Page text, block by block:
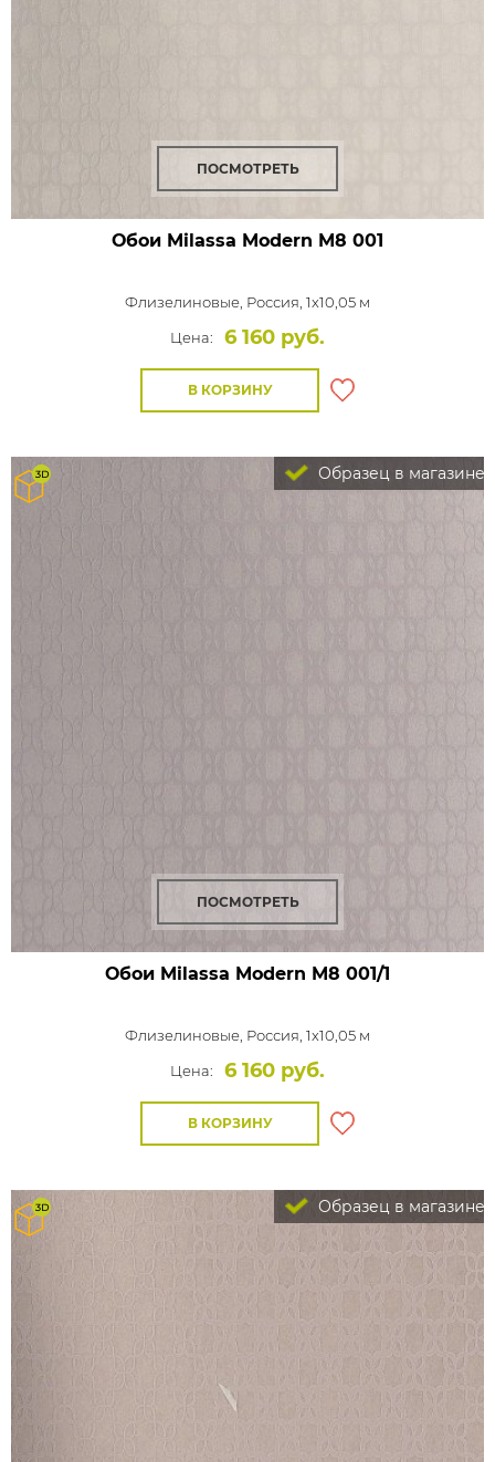
ПОСМОТРЕТЬ
Обои Milassa Modern M8 001
Флизелиновые, Россия, 1x10,05 м
Цена:
6 160 руб.
В КОРЗИНУ
Образец в магазине
ПОСМОТРЕТЬ
Обои Milassa Modern M8 001/1
Флизелиновые, Россия, 1x10,05 м
Цена:
6 160 руб.
В КОРЗИНУ
Образец в магазине